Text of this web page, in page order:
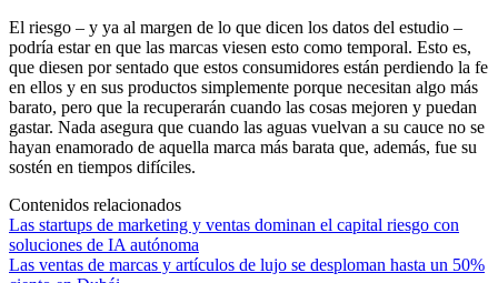
El riesgo – y ya al margen de lo que dicen los datos del estudio –
podría estar en que las marcas viesen esto como temporal. Esto es,
que diesen por sentado que estos consumidores están perdiendo la fe
en ellos y en sus productos simplemente porque necesitan algo más
barato, pero que la recuperarán cuando las cosas mejoren y puedan
gastar. Nada asegura que cuando las aguas vuelvan a su cauce no se
hayan enamorado de aquella marca más barata que, además, fue su
sostén en tiempos difíciles.
Contenidos relacionados
Las startups de marketing y ventas dominan el capital riesgo con
soluciones de IA autónoma
Las ventas de marcas y artículos de lujo se desploman hasta un 50%